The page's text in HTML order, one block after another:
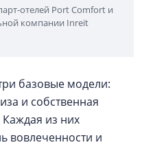
отелей Port Comfort и
компании Inreit
базовые модели:
и собственная
из них
вовлеченности и